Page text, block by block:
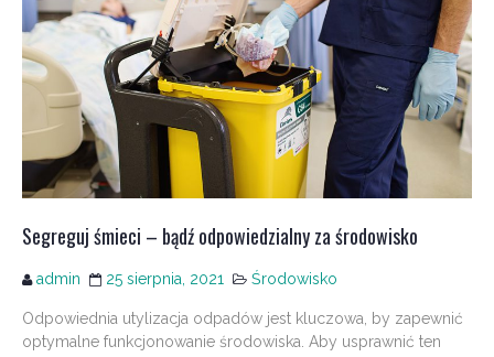
Segreguj śmieci – bądź odpowiedzialny za środowisko
admin 25 sierpnia, 2021 Środowisko
Odpowiednia utylizacja odpadów jest kluczowa, by zapewnić
optymalne funkcjonowanie środowiska. Aby usprawnić ten